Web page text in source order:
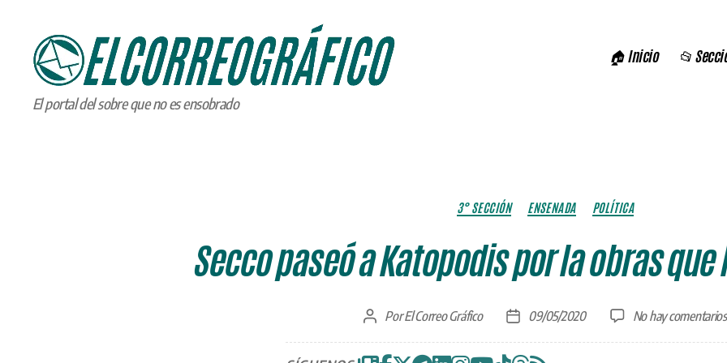
ELCORREOGRÁFICO
El portal del sobre que no es ensobrado
🏠 Inicio 📂
Categorías
3° SECCIÓN ENSENADA POLÍTICA
Secco paseó a Katopodis por la obras
Autor
la
PorEl Correo Gráfico
Fecha
la
09/05/2020 No hay comentarios